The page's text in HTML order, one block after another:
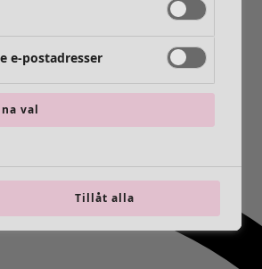
e-postadresser
val
Tillåt alla